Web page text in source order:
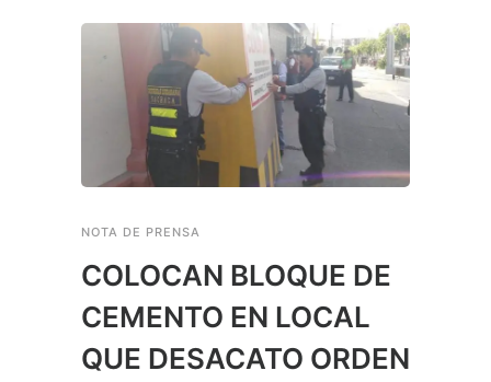
NOTA DE PRENSA
COLOCAN BLOQUE DE
CEMENTO EN LOCAL
QUE DESACATO ORDEN